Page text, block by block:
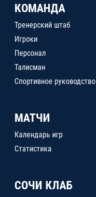
КОМАНДА
Тренерский штаб
Игроки
Персонал
Талисман
Спортивное руководство
МАТЧИ
Календарь игр
Статистика
СОЧИ КЛАБ